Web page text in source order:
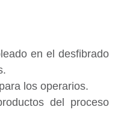
en el desfibrado
los operarios.
del proceso